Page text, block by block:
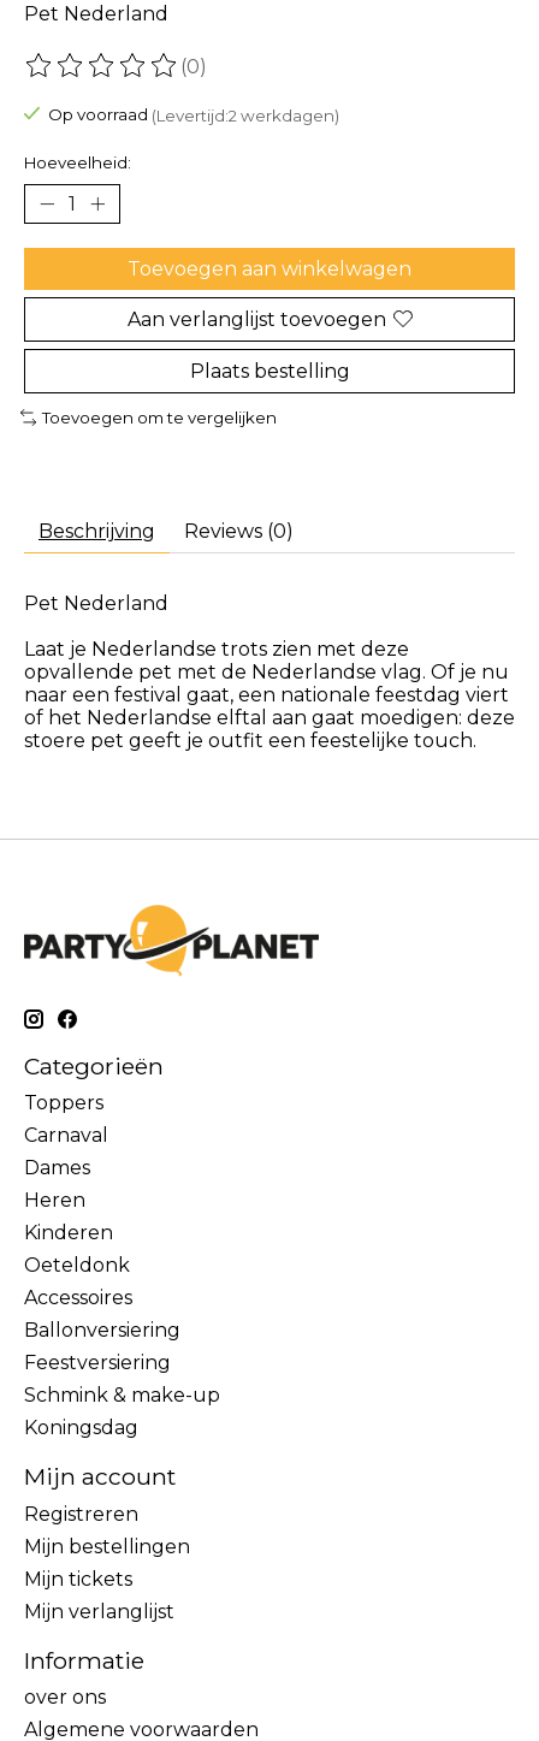
Pet Nederland
De beoordeling van dit product is
(0)
Op voorraad (Levertijd:2 werkdagen)
Hoeveelheid:
Toevoegen aan winkelwagen
Aan verlanglijst toevoegen
Plaats bestelling
Toevoegen om te vergelijken
Beschrijving Reviews (0)
Pet Nederland
Laat je Nederlandse trots zien met deze
opvallende pet met de Nederlandse vlag. Of je nu
naar een festival gaat, een nationale feestdag viert
of het Nederlandse elftal aan gaat moedigen: deze
stoere pet geeft je outfit een feestelijke touch.
Categorieën
Toppers
Carnaval
Dames
Heren
Kinderen
Oeteldonk
Accessoires
Ballonversiering
Feestversiering
Schmink & make-up
Koningsdag
Mijn account
Registreren
Mijn bestellingen
Mijn tickets
Mijn verlanglijst
Informatie
over ons
Algemene voorwaarden